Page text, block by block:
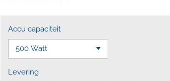
Accu capaciteit
Levering